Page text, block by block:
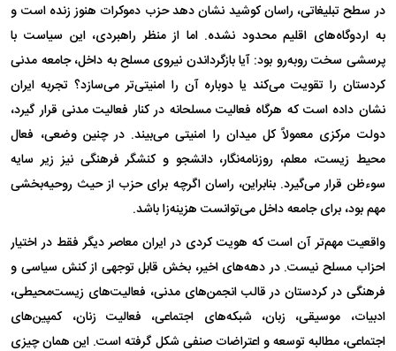
در سطح تبلیغاتی، راسان کوشید نشان دهد حزب دموکرات هنوز زنده است و
به اردوگاه‌های اقلیم محدود نشده. اما از منظر راهبردی، این سیاست با
پرسشی سخت روبه‌رو بود: آیا بازگرداندن نیروی مسلح به داخل، جامعه مدنی
کردستان را تقویت می‌کند یا دوباره آن را امنیتی‌تر می‌سازد؟ تجربه ایران
نشان داده است که هرگاه فعالیت مسلحانه در کنار فعالیت مدنی قرار گیرد،
دولت مرکزی معمولاً کل میدان را امنیتی می‌بیند. در چنین وضعی، فعال
محیط زیست، معلم، روزنامه‌نگار، دانشجو و کنشگر فرهنگی نیز زیر سایه
سوءظن قرار می‌گیرد. بنابراین، راسان اگرچه برای حزب از حیث روحیه‌بخشی
مهم بود، برای جامعه داخل می‌توانست هزینه‌زا باشد.
واقعیت مهم‌تر آن است که هویت کردی در ایران معاصر دیگر فقط در اختیار
احزاب مسلح نیست. در دهه‌های اخیر، بخش قابل توجهی از کنش سیاسی و
فرهنگی در کردستان در قالب انجمن‌های مدنی، فعالیت‌های زیست‌محیطی،
ادبیات، موسیقی، زبان، شبکه‌های اجتماعی، فعالیت زنان، کمپین‌های
اجتماعی، مطالبه توسعه و اعتراضات صنفی شکل گرفته است. این همان چیزی